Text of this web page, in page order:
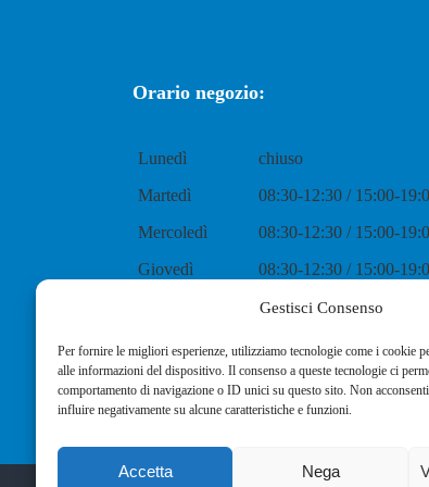
Gestisci Consenso
Per fornire le migliori esperienze, utilizziamo tecnologie come i cookie
alle informazioni del dispositivo. Il consenso a queste tecnologie ci
comportamento di navigazione o ID unici su questo sito. Non
influire negativamente su alcune caratteristiche e funzioni.
Accetta Nega
Orario negozio:
Lunedì
chiuso
Martedì
08:30-12:30 / 15:00-
Mercoledì
08:30-12:30 / 15:00-
Giovedì
08:30-12:30 / 15:00-
08:30-12:30 / 15:00-19:00
Sabato
08:30-12:30 / 15:00-19:00
Domenica
chiuso